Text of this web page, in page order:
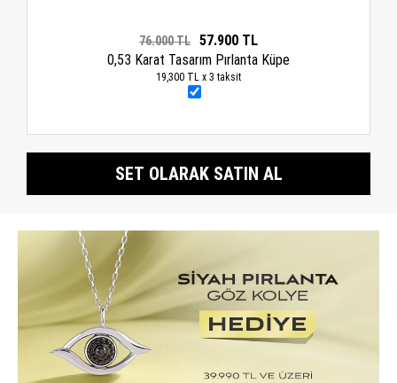
76.000 TL
57.900 TL
0,53 Karat Tasarım Pırlanta Küpe
19,300 TL x 3 taksit
SET OLARAK SATIN AL